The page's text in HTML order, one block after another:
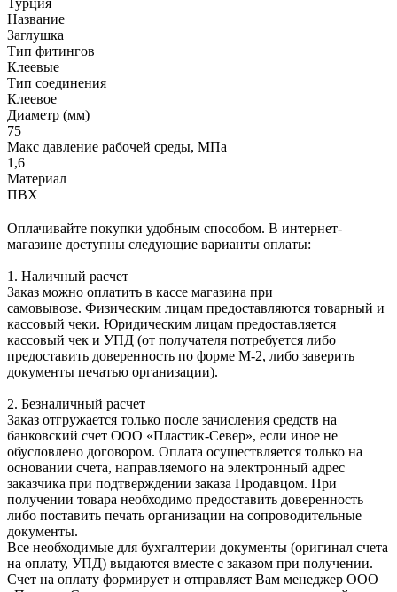
Название
Заглушка
Тип фитингов
Клеевые
Тип соединения
Клеевое
Диаметр (мм)
75
Макс давление рабочей среды, МПа
1,6
Материал
ПВХ
Оплачивайте покупки удобным способом. В интернет-
магазине доступны следующие варианты оплаты:
1. Наличный расчет
Заказ можно оплатить в кассе магазина при
самовывозе. Физическим лицам предоставляются товарный и
кассовый чеки. Юридическим лицам предоставляется
кассовый чек и УПД (от получателя потребуется либо
предоставить доверенность по форме М-2, либо заверить
документы печатью организации).
2. Безналичный расчет
Заказ отгружается только после зачисления средств на
банковский счет ООО «Пластик-Север», если иное не
обусловлено договором. Оплата осуществляется только на
основании счета, направляемого на электронный адрес
заказчика при подтверждении заказа Продавцом. При
получении товара необходимо предоставить доверенность
либо поставить печать организации на сопроводительные
документы.
Все необходимые для бухгалтерии документы (оригинал счета
на оплату, УПД) выдаются вместе с заказом при получении.
Счет на оплату формирует и отправляет Вам менеджер ООО